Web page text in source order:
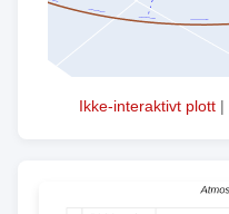
Ikke-interaktivt plott |